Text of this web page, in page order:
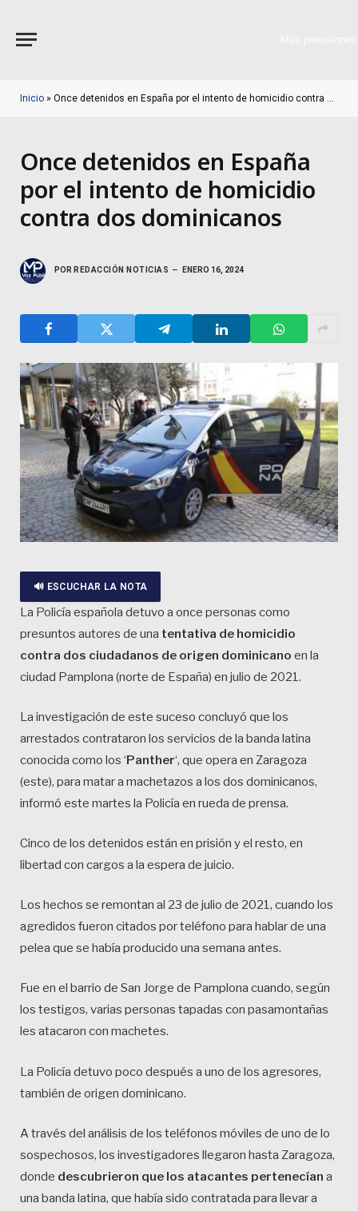
Inicio » Once detenidos en España por el intento de homicidio contra dos dominicanos
Once detenidos en España
por el intento de homicidio
contra dos dominicanos
POR REDACCIÓN NOTICIAS ENERO 16, 2024
🔊 ESCUCHAR LA NOTA
La Policía española detuvo a once personas como
presuntos autores de una tentativa de homicidio
contra dos ciudadanos de origen dominicano en la
ciudad Pamplona (norte de España) en julio de 2021.
La investigación de este suceso concluyó que los
arrestados contrataron los servicios de la banda latina
conocida como los ‘Panther‘, que opera en Zaragoza
(este), para matar a machetazos a los dos dominicanos,
informó este martes la Policía en rueda de prensa.
Cinco de los detenidos están en prisión y el resto, en
libertad con cargos a la espera de juicio.
Los hechos se remontan al 23 de julio de 2021, cuando los
agredidos fueron citados por teléfono para hablar de una
pelea que se había producido una semana antes.
Fue en el barrio de San Jorge de Pamplona cuando, según
los testigos, varias personas tapadas con pasamontañas
les atacaron con machetes.
La Policía detuvo poco después a uno de los agresores,
también de origen dominicano.
A través del análisis de los teléfonos móviles de uno de lo
sospechosos, los investigadores llegaron hasta Zaragoza,
donde descubrieron que los atacantes pertenecían a
una banda latina, que había sido contratada para llevar a